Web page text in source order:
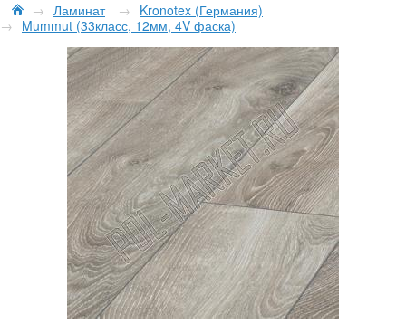
→ Ламинат → Kronotex (Германия)
→ Mummut (33класс, 12мм, 4V фаска)